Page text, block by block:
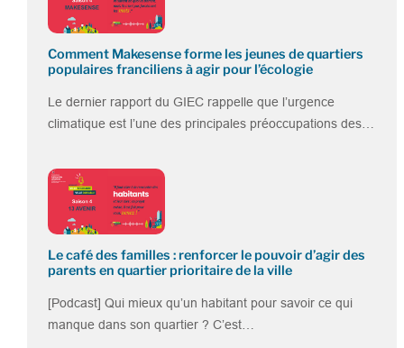
Comment Makesense forme les jeunes de quartiers
populaires franciliens à agir pour l’écologie
Le dernier rapport du GIEC rappelle que l’urgence
climatique est l’une des principales préoccupations des…
Le café des familles : renforcer le pouvoir d’agir des
parents en quartier prioritaire de la ville
[Podcast] Qui mieux qu’un habitant pour savoir ce qui
manque dans son quartier ? C’est…